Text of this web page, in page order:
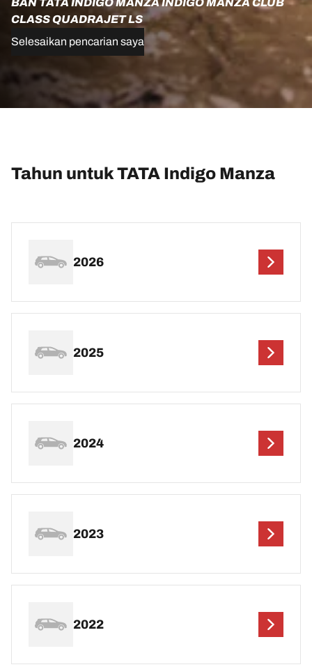
BAN TATA INDIGO MANZA INDIGO MANZA CLUB
CLASS QUADRAJET LS
Selesaikan pencarian saya
Tahun untuk TATA Indigo Manza
2026
2025
2024
2023
2022